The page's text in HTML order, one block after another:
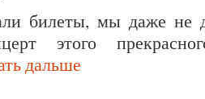
билеты, мы даже не
этого
дальше